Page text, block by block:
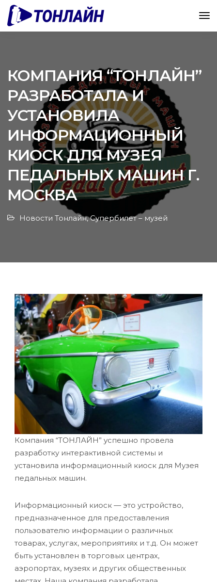
КОМПАНИЯ “ТОНЛАЙН”
РАЗРАБОТАЛА И
УСТАНОВИЛА
ИНФОРМАЦИОННЫЙ
КИОСК ДЛЯ МУЗЕЯ
ПЕДАЛЬНЫХ МАШИН Г.
МОСКВА
Новости Тонлайн,Супербилет – музей
Компания “ТОНЛАЙН” успешно провела
разработку интерактивной системы и
установила информационный киоск для Музея
педальных машин.
Информационный киоск — это устройство,
предназначенное для предоставления
пользователю информации о различных
товарах, услугах, мероприятиях и т.д. Он может
быть установлен в торговых центрах,
аэропортах, музеях и других общественных